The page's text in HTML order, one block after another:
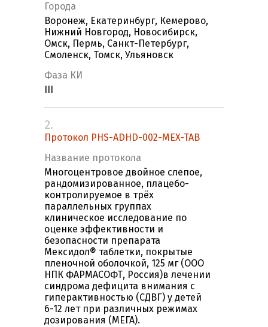
Города
Воронеж, Екатеринбург, Кемерово,
Нижний Новгород, Новосибирск,
Омск, Пермь, Санкт-Петербург,
Смоленск, Томск, Ульяновск
Фаза КИ
2.
Протокол PHS-ADHD-002-MEX-TAB
Название протокола
Многоцентровое двойное слепое,
рандомизированное, плацебо-
контролируемое в трёх
параллельных группах
клиническое исследование по
оценке эффективности и
безопасности препарата
Мексидол® таблетки, покрытые
пленочной оболочкой, 125 мг (ООО
НПК ФАРМАСОФТ, Россия)в лечении
синдрома дефицита внимания с
гиперактивностью (СДВГ) у детей
6-12 лет при различных режимах
дозирования (МЕГА).